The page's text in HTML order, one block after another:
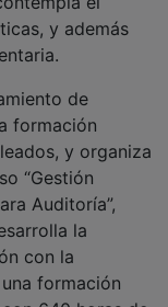
y además
formación
y organiza
“Gestión
Auditoría”,
la
con la
formación
640 horas de